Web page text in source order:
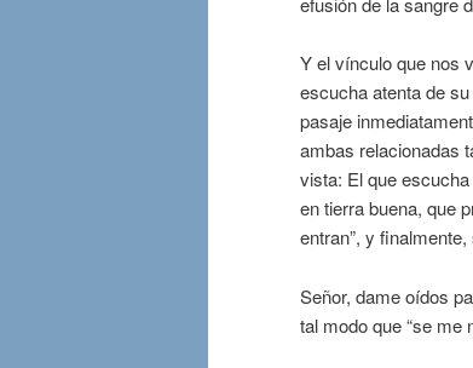
Y el vínculo que nos
escucha atenta de
pasaje
ambas relacionadas
vista: El que
en tierra buena, que
entran”, y
Señor, dame oídos
tal modo que “se me